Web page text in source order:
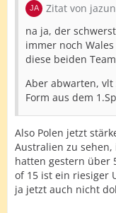
Zitat von
na ja, der
immer noch
diese beiden
Aber abwarten,
Form aus dem
Also Polen jetzt
Australien zu sehen,
hatten gestern über
of 15 ist ein riesiger
ja jetzt auch nicht